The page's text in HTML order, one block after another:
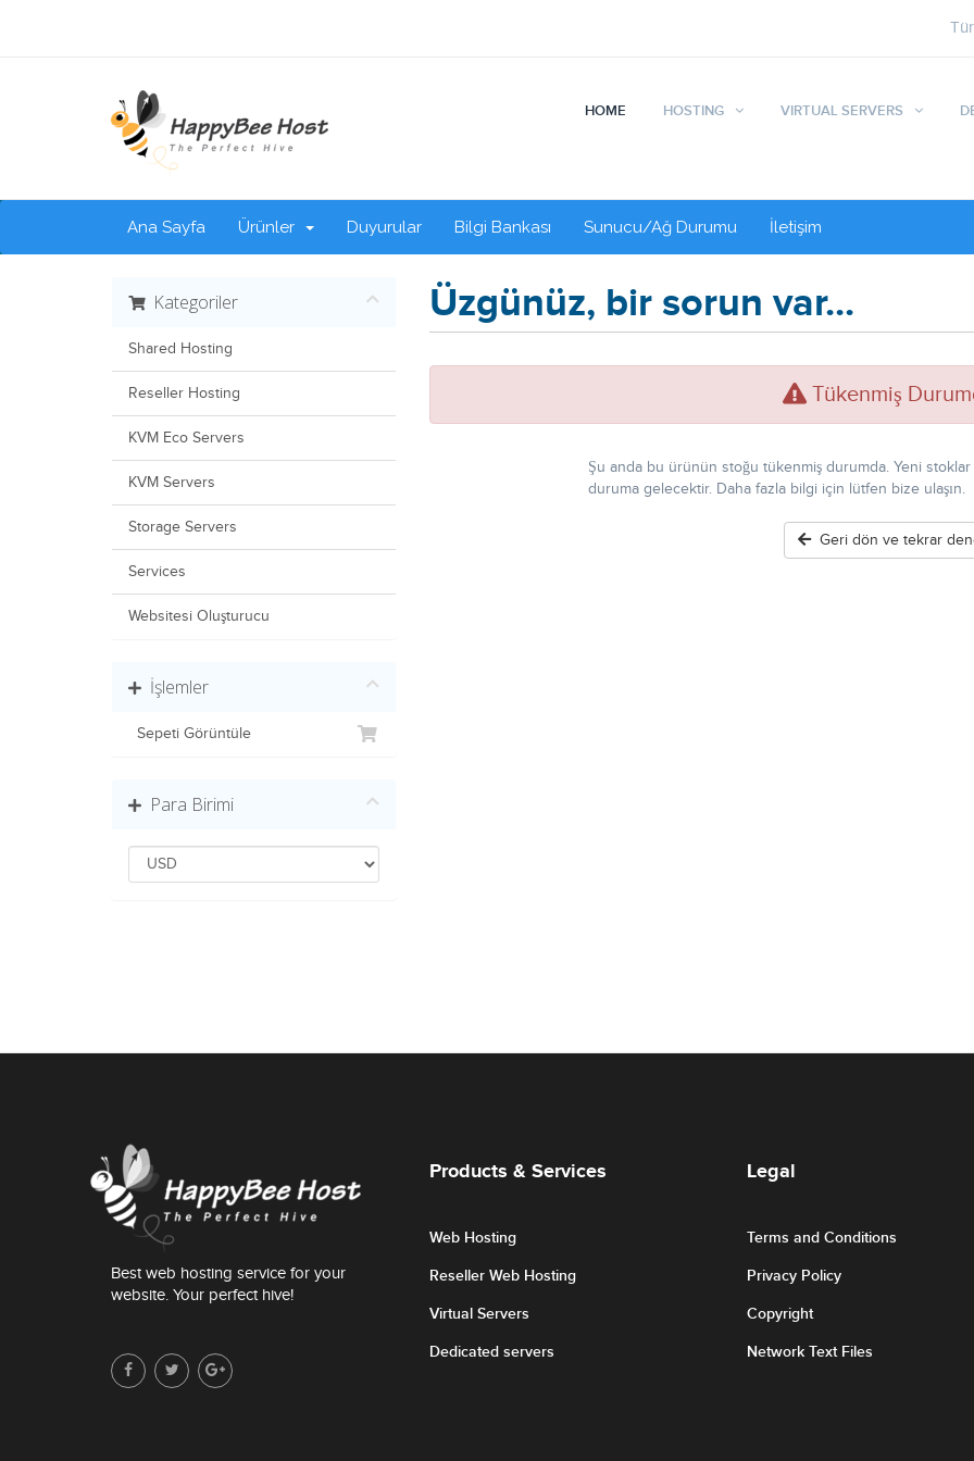
HOME HOSTING VIRTUAL SERVERS
Ana Sayfa Ürünler Duyurular Bilgi Bankası Sunucu/Ağ Durumu İletişim
Kategoriler
Shared Hosting
Reseller Hosting
KVM Eco Servers
KVM Servers
Storage Servers
Services
Websitesi Oluşturucu
İşlemler
Sepeti Görüntüle
Para Birimi
Üzgünüz, bir sorun var...
Tükenmiş
Şu anda bu ürünün stoğu tükenmiş durumda. Yeni
duruma gelecektir. Daha fazla bilgi için lütfen bize ulaşın.
Geri dön ve tekrar
Best web hosting service for your
website. Your perfect hive!
Products & Services
Web Hosting
Reseller Web Hosting
Virtual Servers
Dedicated servers
Legal
Terms and Conditions
Privacy Policy
Copyright
Network Text Files